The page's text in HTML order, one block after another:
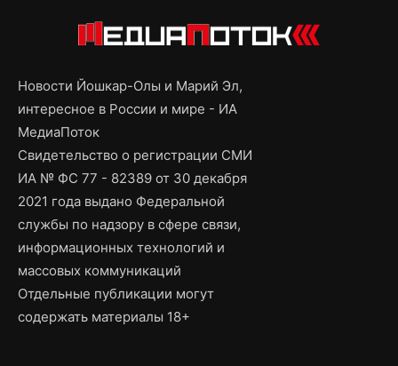
Новости Йошкар-Олы и Марий Эл,
интересное в России и мире - ИА
МедиаПоток
Свидетельство о регистрации СМИ
ИА № ФС 77 - 82389 от 30 декабря
2021 года выдано Федеральной
службы по надзору в сфере связи,
информационных технологий и
массовых коммуникаций
Отдельные публикации могут
содержать материалы 18+